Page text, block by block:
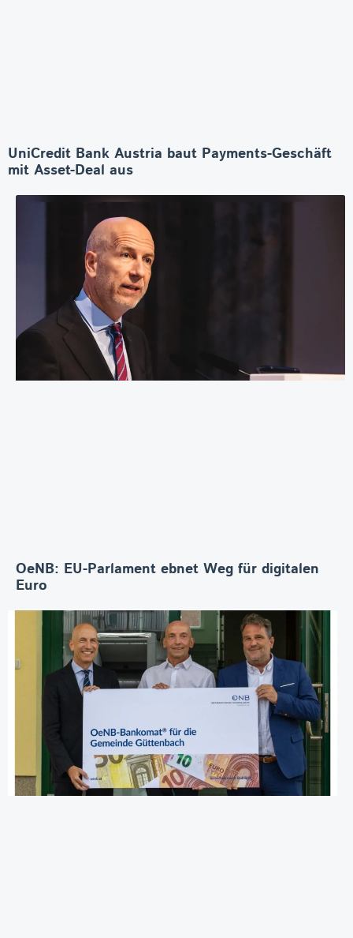
UniCredit Bank Austria baut Payments-Geschäft
mit Asset-Deal aus
OeNB: EU-Parlament ebnet Weg für digitalen
Euro